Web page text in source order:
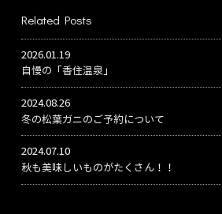
Related Posts
2026.01.19
自慢の「香住温泉」
2024.08.26
冬の松葉ガニのご予約について
2024.07.10
秋も美味しいものがたくさん！！